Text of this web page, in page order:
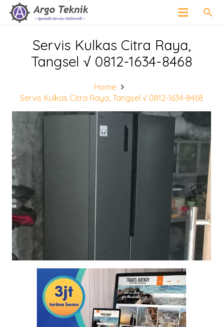
search
Servis Kulkas Citra Raya,
Tangsel √ 0812-1634-8468
Home
Servis Kulkas Citra Raya, Tangsel √ 0812-1634-8468